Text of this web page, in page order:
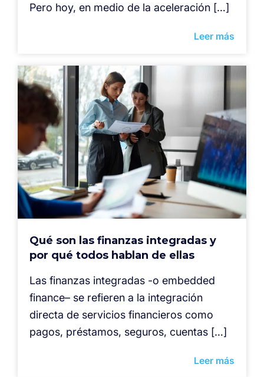
Pero hoy, en medio de la aceleración […]
Leer más
Qué son las finanzas integradas y
por qué todos hablan de ellas
Las finanzas integradas -o embedded
finance– se refieren a la integración
directa de servicios financieros como
pagos, préstamos, seguros, cuentas […]
Leer más